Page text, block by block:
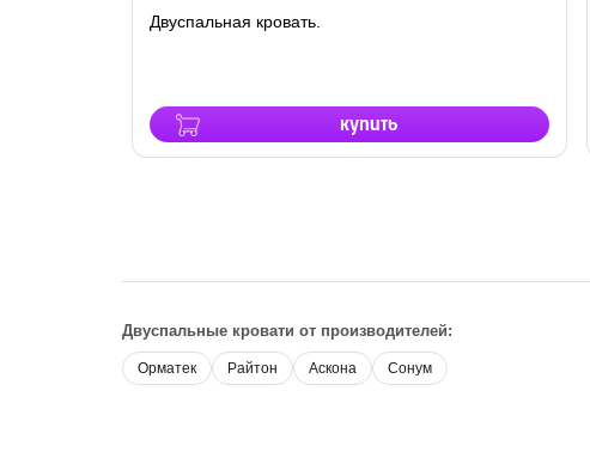
купить
Двуспальная кровать.
Двуспальные кровати от производителей:
Орматек Райтон Аскона Сонум